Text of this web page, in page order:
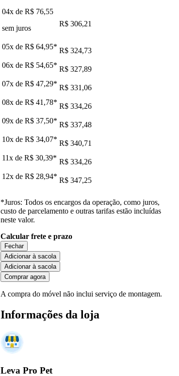
04x de R$ 76,55
sem juros
R$ 306,21
05x de R$ 64,95* R$ 324,73
06x de R$ 54,65* R$ 327,89
07x de R$ 47,29* R$ 331,06
08x de R$ 41,78* R$ 334,26
09x de R$ 37,50* R$ 337,48
10x de R$ 34,07* R$ 340,71
11x de R$ 30,39* R$ 334,26
12x de R$ 28,94* R$ 347,25
*Juros: Todos os encargos da operação, como juros,
custo de parcelamento e outras tarifas estão incluídas
neste valor.
Calcular frete e prazo
Fechar
Adicionar à sacola
Adicionar à sacola
Comprar agora
A compra do móvel não inclui serviço de montagem.
Informações da loja
Leva Pro Pet